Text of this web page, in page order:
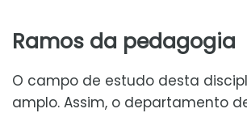
Ramos da pedagogia
O campo de estudo desta
amplo. Assim, o departamento